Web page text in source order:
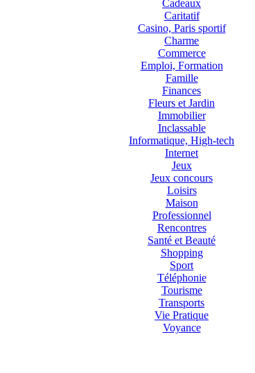
Cadeaux
Caritatif
Casino, Paris sportif
Charme
Commerce
Emploi, Formation
Famille
Finances
Fleurs et Jardin
Immobilier
Inclassable
Informatique, High-tech
Internet
Jeux
Jeux concours
Loisirs
Maison
Professionnel
Rencontres
Santé et Beauté
Shopping
Sport
Téléphonie
Tourisme
Transports
Vie Pratique
Voyance